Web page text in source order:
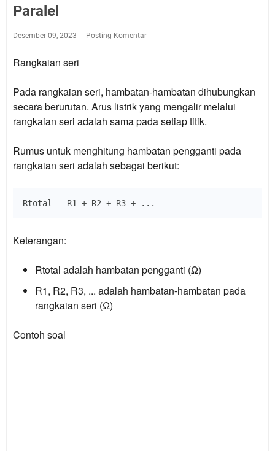
Paralel
Desember 09, 2023 Posting Komentar
Rangkaian seri
Pada rangkaian seri, hambatan-hambatan dihubungkan
secara berurutan. Arus listrik yang mengalir melalui
rangkaian seri adalah sama pada setiap titik.
Rumus untuk menghitung hambatan pengganti pada
rangkaian seri adalah sebagai berikut:
Keterangan:
Rtotal adalah hambatan pengganti (Ω)
R1, R2, R3, ... adalah hambatan-hambatan pada
rangkaian seri (Ω)
Contoh soal